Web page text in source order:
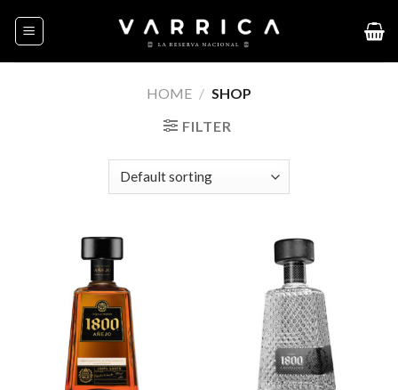
HOME / SHOP
FILTER